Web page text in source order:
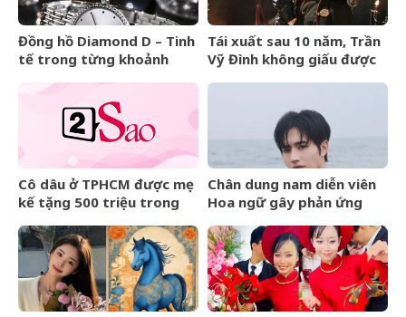
Đồng hồ Diamond D – Tinh
tế trong từng khoảnh
Tái xuất sau 10 năm, Trần
Vỹ Đình không giấu được
Cô dâu ở TPHCM được mẹ
kế tặng 500 triệu trong
‘gây sốt’
Chân dung nam diễn viên
Hoa ngữ gây phản ứng